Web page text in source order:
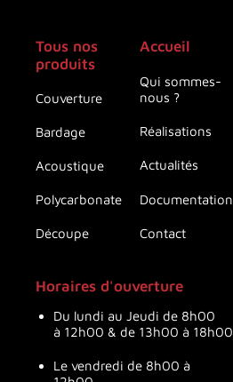
Tous nos
produits
Couverture
Bardage
Acoustique
Polycarbonate
Découpe
Accueil
Qui sommes-
nous ?
Réalisations
Actualités
Documentation
Contact
Horaires d'ouverture
Du lundi au Jeudi de 8h00
à 12h00 & de 13h00 à 18h00
Le vendredi de 8h00 à